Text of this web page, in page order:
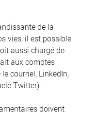
de la
vies, il est possible
aussi chargé de
aux comptes
courriel, LinkedIn,
Twitter).
doivent